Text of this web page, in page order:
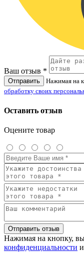
Ваш отзыв *
Отправить
Нажимая на
обработку своих
Оставить отзыв
Оцените товар
Отправить отзыв
Нажимая на кнопку, вы
конфиденциальности и